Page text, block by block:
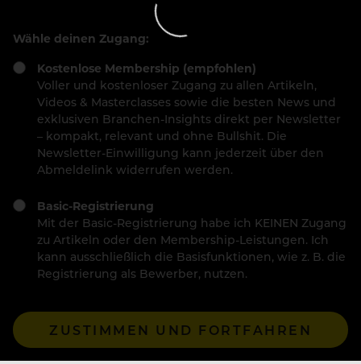
Wähle deinen Zugang:
Kostenlose Membership (empfohlen)
Voller und kostenloser Zugang zu allen Artikeln,
Videos & Masterclasses sowie die besten News und
exklusiven Branchen-Insights direkt per Newsletter
– kompakt, relevant und ohne Bullshit. Die
Newsletter-Einwilligung kann jederzeit über den
Abmeldelink widerrufen werden.
Basic-Registrierung
Mit der Basic-Registrierung habe ich KEINEN Zugang
zu Artikeln oder den Membership-Leistungen. Ich
kann ausschließlich die Basisfunktionen, wie z. B. die
Registrierung als Bewerber, nutzen.
ZUSTIMMEN UND FORTFAHREN